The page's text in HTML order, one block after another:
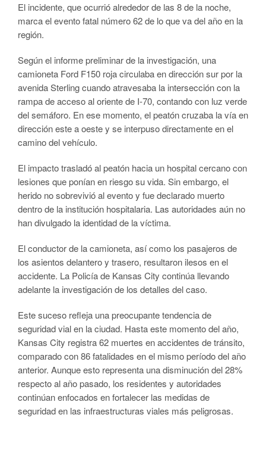
El incidente, que ocurrió alrededor de las 8 de la noche,
marca el evento fatal número 62 de lo que va del año en la
región.
Según el informe preliminar de la investigación, una
camioneta Ford F150 roja circulaba en dirección sur por la
avenida Sterling cuando atravesaba la intersección con la
rampa de acceso al oriente de I-70, contando con luz verde
del semáforo. En ese momento, el peatón cruzaba la vía en
dirección este a oeste y se interpuso directamente en el
camino del vehículo.
El impacto trasladó al peatón hacia un hospital cercano con
lesiones que ponían en riesgo su vida. Sin embargo, el
herido no sobrevivió al evento y fue declarado muerto
dentro de la institución hospitalaria. Las autoridades aún no
han divulgado la identidad de la víctima.
El conductor de la camioneta, así como los pasajeros de
los asientos delantero y trasero, resultaron ilesos en el
accidente. La Policía de Kansas City continúa llevando
adelante la investigación de los detalles del caso.
Este suceso refleja una preocupante tendencia de
seguridad vial en la ciudad. Hasta este momento del año,
Kansas City registra 62 muertes en accidentes de tránsito,
comparado con 86 fatalidades en el mismo período del año
anterior. Aunque esto representa una disminución del 28%
respecto al año pasado, los residentes y autoridades
continúan enfocados en fortalecer las medidas de
seguridad en las infraestructuras viales más peligrosas.